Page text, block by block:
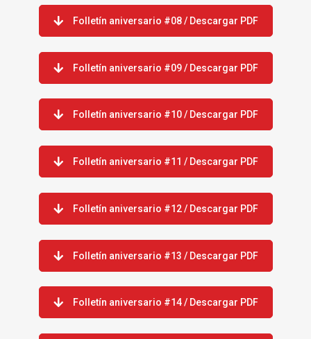
Folletín aniversario #08 / Descargar PDF
Folletín aniversario #09 / Descargar PDF
Folletín aniversario #10 / Descargar PDF
Folletín aniversario #11 / Descargar PDF
Folletín aniversario #12 / Descargar PDF
Folletín aniversario #13 / Descargar PDF
Folletín aniversario #14 / Descargar PDF